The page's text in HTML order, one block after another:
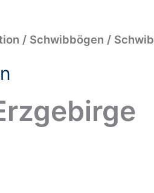
/ Schwibbögen /